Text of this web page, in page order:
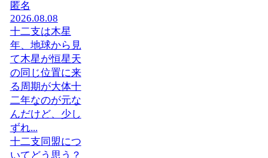
匿名
2026.08.08
十二支は木星
年、地球から見
て木星が恒星天
の同じ位置に来
る周期が大体十
二年なのが元な
んだけど、少し
ずれ...
十二支同盟につ
いてどう思う？